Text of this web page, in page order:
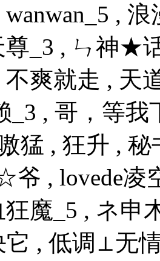
,
尊_3 , ㄣ神★
不爽就走 , 天
_3 , 哥，等我
猛 , 狂升 ,
爷 , lovede凌
魔_5 , ネ申
它 , 低调⊥无